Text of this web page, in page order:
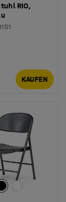
RIO,
KAUFEN